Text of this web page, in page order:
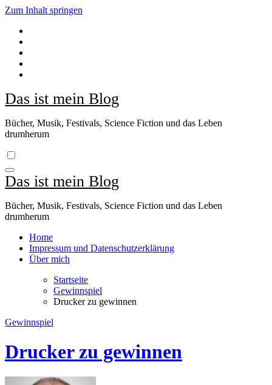
Zum Inhalt springen
Das ist mein Blog
Bücher, Musik, Festivals, Science Fiction und das Leben
drumherum
Das ist mein Blog
Bücher, Musik, Festivals, Science Fiction und das Leben
drumherum
Home
Impressum und Datenschutzerklärung
Über mich
Startseite
Gewinnspiel
Drucker zu gewinnen
Gewinnspiel
Drucker zu gewinnen